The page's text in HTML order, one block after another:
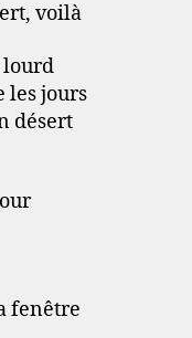
voilà
lourd
les jours
désert
fenêtre